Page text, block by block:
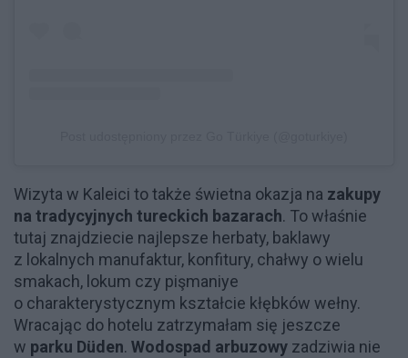
Wizyta w Kaleici to także świetna okazja na zakupy
na tradycyjnych tureckich bazarach. To właśnie
tutaj znajdziecie najlepsze herbaty, baklawy
z lokalnych manufaktur, konfitury, chałwy o wielu
smakach, lokum czy pişmaniye
o charakterystycznym kształcie kłębków wełny.
Wracając do hotelu zatrzymałam się jeszcze
w parku Düden. Wodospad arbuzowy zadziwia nie